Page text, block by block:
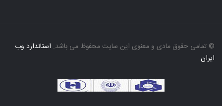
© تمامی حقوق مادی و معنوی این سایت محفوظ می باشد. استاندارد وب
ایران